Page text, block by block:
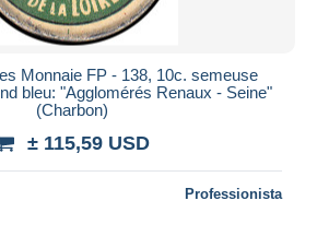
Monnaie FP - 138, 10c. semeuse
bleu: "Agglomérés Renaux - Seine"
(Charbon)
± 115,59 USD
Professionista